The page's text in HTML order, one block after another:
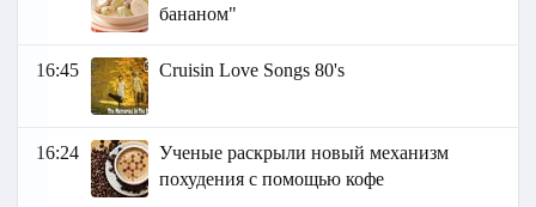
бананом"
16:45 Cruisin Love Songs 80's
16:24
Ученые раскрыли новый механизм
похудения с помощью кофе